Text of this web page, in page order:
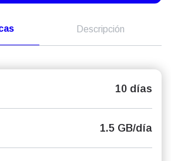
Descripción
10 días
1.5 GB/día